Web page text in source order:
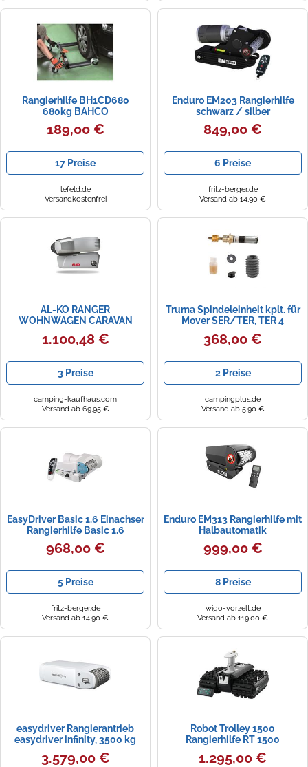
Zündkerzen
Ölfilter
Navi Taschen
Navi-Zubehör
Navigationsgeräte
Navigationssoftware
Powercaps
Winterreifen
Rangierhilfe BH1CD680
680kg BAHCO
189,00 €
17 Preise
lefeld.de
Versandkostenfrei
Enduro EM203 Rangierhilfe
schwarz / silber
849,00 €
6 Preise
fritz-berger.de
Versand ab 14,90 €
AL-KO RANGER
WOHNWAGEN CARAVAN
RANGIERHILFE
1.100,48 €
3 Preise
camping-kaufhaus.com
Versand ab 69,95 €
Truma Spindeleinheit kplt. für
Mover SER/TER, TER 4
(60030-33600)
368,00 €
2 Preise
campingplus.de
Versand ab 5,90 €
EasyDriver Basic 1.6 Einachser
Rangierhilfe Basic 1.6
968,00 €
5 Preise
fritz-berger.de
Versand ab 14,90 €
Enduro EM313 Rangierhilfe mit
Halbautomatik
999,00 €
8 Preise
wigo-vorzelt.de
Versand ab 119,00 €
easydriver Rangierantrieb
easydriver infinity, 3500 kg
3.579,00 €
Robot Trolley 1500
Rangierhilfe RT 1500
1.295,00 €